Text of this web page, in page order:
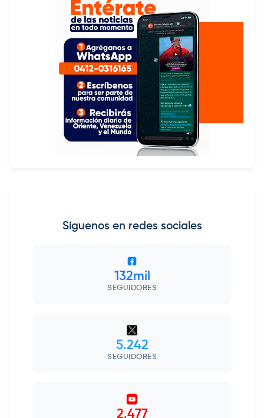
Síguenos en redes sociales
132mil
SEGUIDORES
5.242
SEGUIDORES
2.477